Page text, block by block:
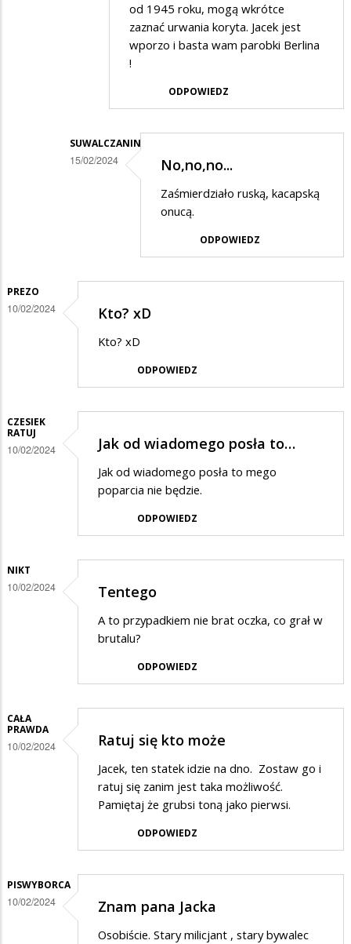
od 1945 roku, mogą wkrótce
zaznać urwania koryta. Jacek jest
wporzo i basta wam parobki Berlina
!
ODPOWIEDZ
SUWALCZANIN
15/02/2024
na
memory
No,no,no...
Zaśmierdziało ruską, kacapską
onucą.
ODPOWIEDZ
PREZO
10/02/2024 Kto? xD
Kto? xD
ODPOWIEDZ
CZESIEK
RATUJ
10/02/2024 Jak od wiadomego posła to…
Jak od wiadomego posła to mego
poparcia nie będzie.
ODPOWIEDZ
NIKT
10/02/2024 Tentego
A to przypadkiem nie brat oczka, co grał w
brutalu?
ODPOWIEDZ
CAŁA
PRAWDA
10/02/2024 Ratuj się kto może
Jacek, ten statek idzie na dno. Zostaw go i
ratuj się zanim jest taka możliwość.
Pamiętaj że grubsi toną jako pierwsi.
ODPOWIEDZ
PISWYBORCA
10/02/2024 Znam pana Jacka
Osobiście. Stary milicjant , stary bywalec